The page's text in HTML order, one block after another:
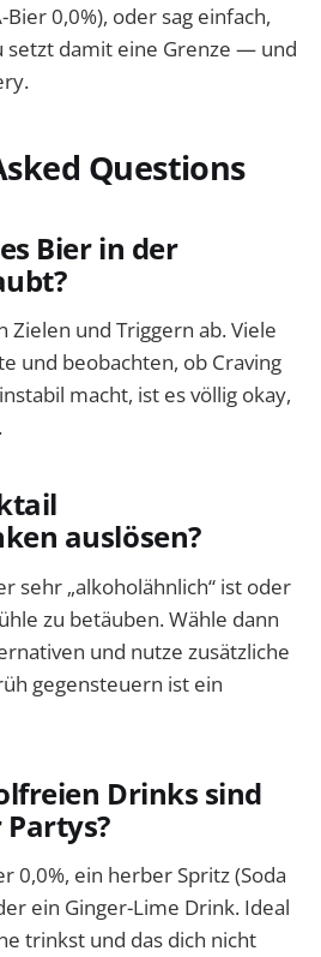
0,0%), oder sag einfach,
setzt damit eine Grenze — und
Questions
Bier in der
Zielen und Triggern ab. Viele
und beobachten, ob Craving
macht, ist es völlig okay,
auslösen?
sehr „alkoholähnlich“ ist oder
zu betäuben. Wähle dann
und nutze zusätzliche
gegensteuern ist ein
Drinks sind
0,0%, ein herber Spritz (Soda
ein Ginger-Lime Drink. Ideal
trinkst und das dich nicht